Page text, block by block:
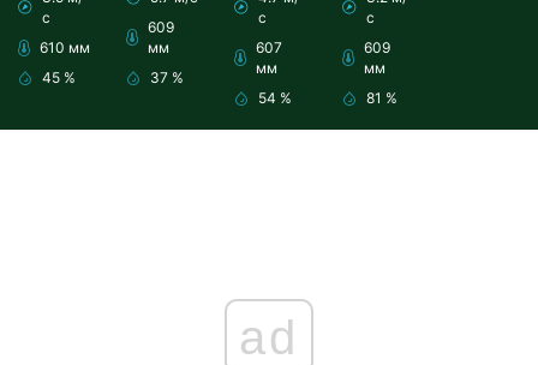
с
610 мм
45 %
609
мм
37 %
с
607
мм
54 %
с
609
мм
81 %
ad